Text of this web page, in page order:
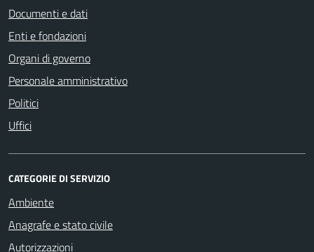
Documenti e dati
Enti e fondazioni
Organi di governo
Personale amministrativo
Politici
Uffici
CATEGORIE DI SERVIZIO
Ambiente
Anagrafe e stato civile
Autorizzazioni